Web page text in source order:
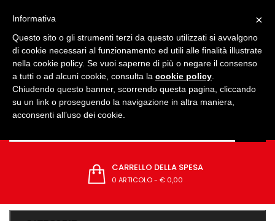
CARRELLO DELLA SPESA
0 ARTICOLO- € 0,00
×
Informativa
Questo sito o gli strumenti terzi da questo utilizzati si avvalgono
di cookie necessari al funzionamento ed utili alle finalità illustrate
nella cookie policy. Se vuoi saperne di più o negare il consenso
a tutti o ad alcuni cookie, consulta la cookie policy
Chiudendo questo banner, scorrendo questa pagina, cliccando
su un link o proseguendo la navigazione in altra maniera,
acconsenti all’uso dei cookie.